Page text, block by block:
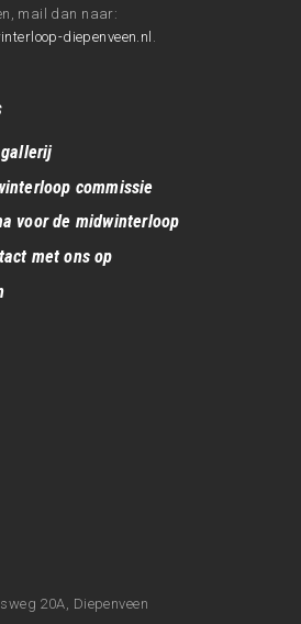
mail dan naar:
diepenveen.nl
commissie
voor de midwinterloop
met ons op
20A, Diepenveen